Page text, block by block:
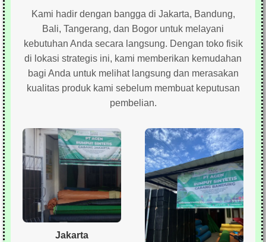
Kami hadir dengan bangga di Jakarta, Bandung,
Bali, Tangerang, dan Bogor untuk melayani
kebutuhan Anda secara langsung. Dengan toko fisik
di lokasi strategis ini, kami memberikan kemudahan
bagi Anda untuk melihat langsung dan merasakan
kualitas produk kami sebelum membuat keputusan
pembelian.
Jakarta